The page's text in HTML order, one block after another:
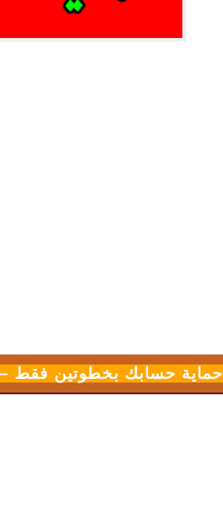
متابعة مقطع الفيديو :
حماية حسابك بخطوتين فقط –